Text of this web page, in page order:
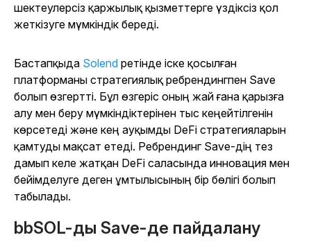
шектеулерсіз қаржылық қызметтерге үздіксіз қол
жеткізуге мүмкіндік береді.
Бастапқыда Solend ретінде іске қосылған
платформаны стратегиялық ребрендингпен Save
болып өзгертті. Бұл өзгеріс оның жай ғана қарызға
алу мен беру мүмкіндіктерінен тыс кеңейтілгенін
көрсетеді және кең ауқымды DeFi стратегияларын
қамтуды мақсат етеді. Ребрендинг Save-дің тез
дамып келе жатқан DeFi саласында инновация мен
бейімделуге деген ұмтылысының бір бөлігі болып
табылады.
bbSOL-ды Save-де пайдалану